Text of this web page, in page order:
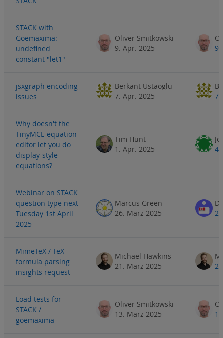
STACK with
Goemaxima:
undefined
constant "let1"
Oliver Smitkowski
9. Apr. 2025
9.
jsxgraph encoding
issues
Berkant Ustaoglu
7. Apr. 2025
7.
Why doesn't the
TinyMCE equation
editor let you do
display-style
equations?
Tim Hunt
1. Apr. 2025
4.
Webinar on STACK
question type next
Tuesday 1st April
2025
Marcus Green
26. März 2025
MimeTeX / TeX
formula parsing
insights request
Michael Hawkins
21. März 2025
Load tests for
STACK /
goemaxima
Oliver Smitkowski
13. März 2025